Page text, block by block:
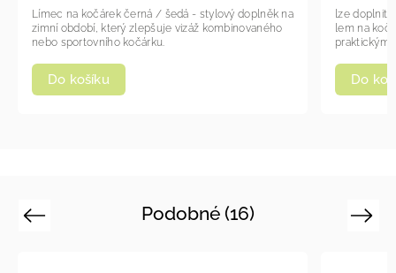
Do košíku
Límec na kočárek černá / šedá - stylový doplněk na
zimní období, který zlepšuje vizáž kombinovaného
nebo sportovního kočárku.
Do
lze doplnit
lem na
praktickými
Podobné (16)
Previous Next